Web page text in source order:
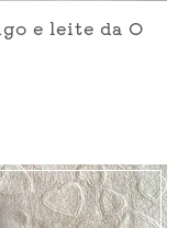
e leite da O